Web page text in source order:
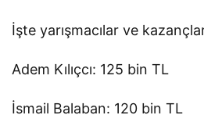
İşte yarışmacılar ve
Adem Kılıçcı: 125 bin TL
İsmail Balaban: 120 bin TL